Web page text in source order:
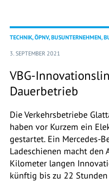
TECHNIK, ÖPNV, BUSUNTERNEHMEN,
3. SEPTEMBER 2021
VBG-
Dauerbetrieb
Die Verkehrsbetriebe
haben vor Kurzem ein
gestartet. Ein Mercedes-
Ladeschienen macht den
Kilometer langen
künftig bis zu 22